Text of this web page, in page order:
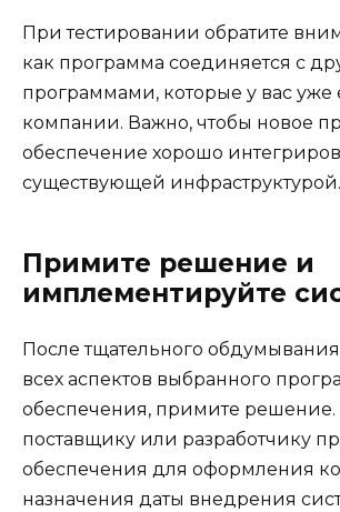
При тестировании обратите
как программа соединяется с
программами, которые у вас уже
компании. Важно, чтобы новое
обеспечение хорошо
существующей инфраструктурой.
Примите решение и
имплементируйте
После тщательного
всех аспектов выбранного
обеспечения, примите решение.
поставщику или разработчику
обеспечения для оформления
назначения даты внедрения